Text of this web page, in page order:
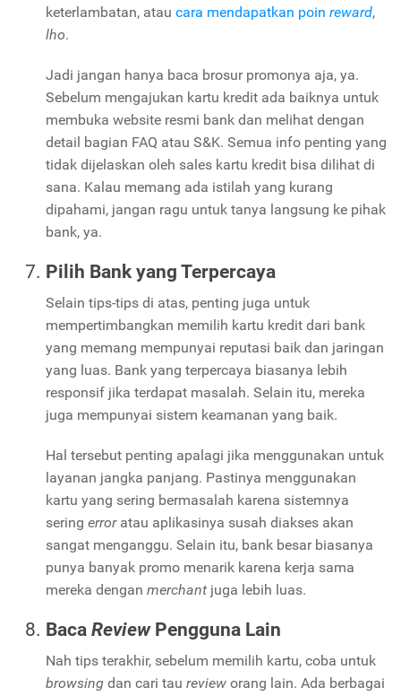
keterlambatan, atau cara mendapatkan poin reward,
lho.
Jadi jangan hanya baca brosur promonya aja, ya.
Sebelum mengajukan kartu kredit ada baiknya untuk
membuka website resmi bank dan melihat dengan
detail bagian FAQ atau S&K. Semua info penting yang
tidak dijelaskan oleh sales kartu kredit bisa dilihat di
sana. Kalau memang ada istilah yang kurang
dipahami, jangan ragu untuk tanya langsung ke pihak
bank, ya.
Pilih Bank yang Terpercaya
Selain tips-tips di atas, penting juga untuk
mempertimbangkan memilih kartu kredit dari bank
yang memang mempunyai reputasi baik dan jaringan
yang luas. Bank yang terpercaya biasanya lebih
responsif jika terdapat masalah. Selain itu, mereka
juga mempunyai sistem keamanan yang baik.
Hal tersebut penting apalagi jika menggunakan untuk
layanan jangka panjang. Pastinya menggunakan
kartu yang sering bermasalah karena sistemnya
sering error atau aplikasinya susah diakses akan
sangat menganggu. Selain itu, bank besar biasanya
punya banyak promo menarik karena kerja sama
mereka dengan merchant juga lebih luas.
Baca ReviewPengguna Lain
Nah tips terakhir, sebelum memilih kartu, coba untuk
browsing dan cari tau review orang lain. Ada berbagai